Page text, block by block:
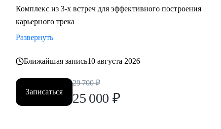
• Product-менеджерам, кто хочет вырасти по грейду и
зарплате
• Владельцам стартапов, которые собирают команду, строят
• Project-менеджерам и маркетологам, кто хочет перейти в
Комплекс из 3-х встреч для эффективного построения
карьерного трека
Развернуть
Ближайшая запись10 августа 2026
Записаться
29 700 ₽
25 000 ₽